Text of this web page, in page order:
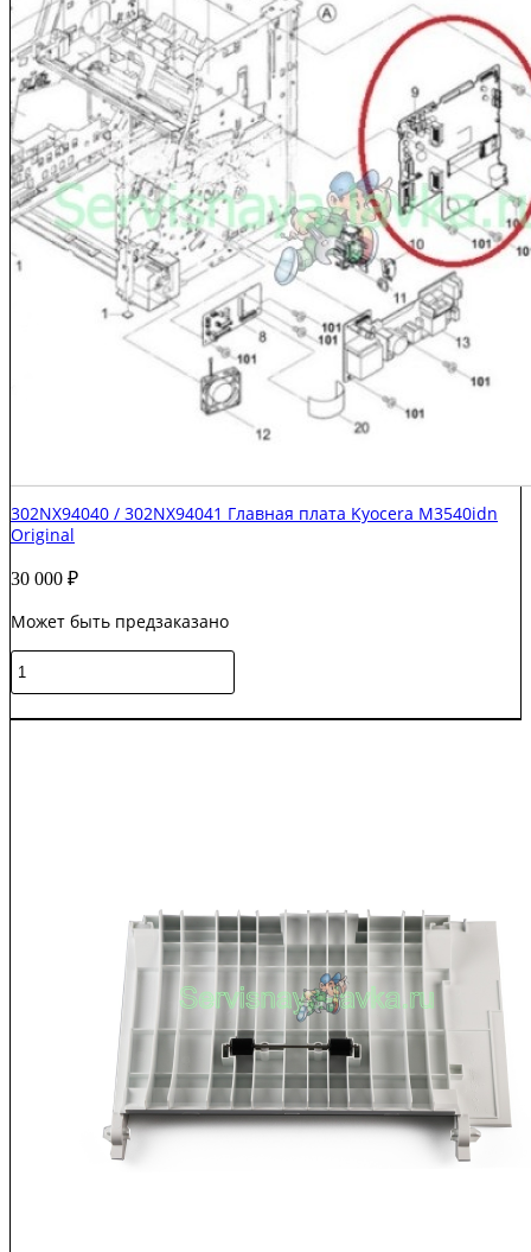
302NX94040 / 302NX94041 Главная плата Kyocera M3540idn
Original
30 000 ₽
Может быть предзаказано
Количество
товара
/